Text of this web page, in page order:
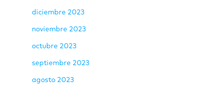
diciembre 2023
noviembre 2023
octubre 2023
septiembre 2023
agosto 2023